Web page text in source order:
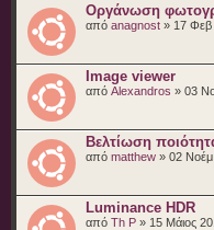
Οργάνωση
από anagnost » 17 Φεβ
Image viewer
από Alexandros » 03
Βελτίωση
από matthew » 02
Luminance HDR
από Th P » 15 Μάιος